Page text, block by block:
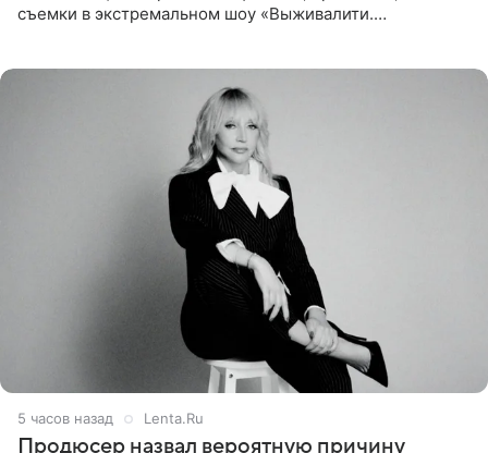
съемки в экстремальном шоу «Выживалити.
5 часов назад Lenta.Ru
Продюсер назвал вероятную причину